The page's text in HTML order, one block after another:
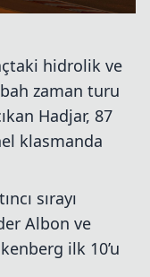
hidrolik ve
zaman turu
Hadjar, 87
klasmanda
sırayı
Albon ve
ilk 10’u